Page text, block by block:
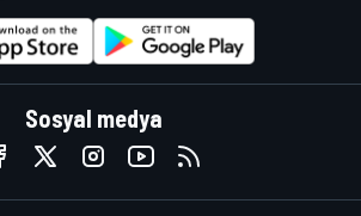
Sosyal medya